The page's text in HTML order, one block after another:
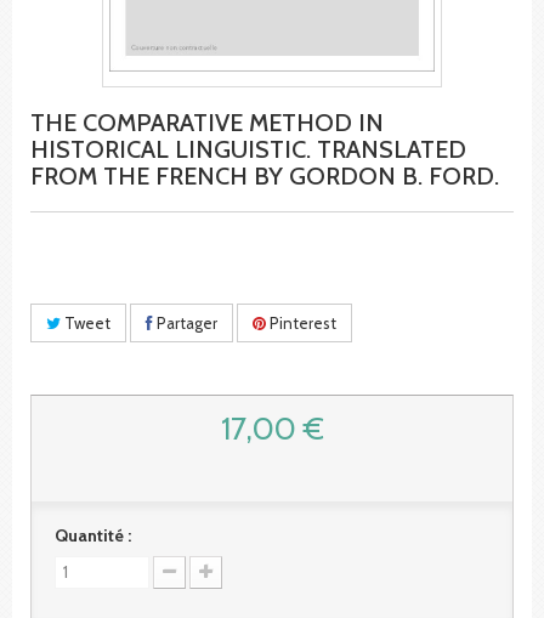
THE COMPARATIVE METHOD IN
HISTORICAL LINGUISTIC. TRANSLATED
FROM THE FRENCH BY GORDON B. FORD.
Tweet Partager Pinterest
17,00 €
Quantité :